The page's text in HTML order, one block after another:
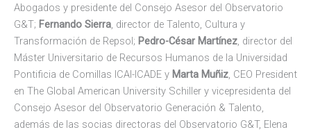
Abogados y presidente del Consejo Asesor del Observatorio
G&T; Fernando Sierra, director de Talento, Cultura y
Transformación de Repsol; Pedro-César Martínez, director del
Máster Universitario de Recursos Humanos de la Universidad
Pontificia de Comillas ICAI-ICADE y Marta Muñiz, CEO President
en The Global American University Schiller y vicepresidenta del
Consejo Asesor del Observatorio Generación & Talento,
además de las socias directoras del Observatorio G&T, Elena